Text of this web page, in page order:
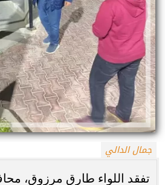
جمال الدالي
تفقد اللواء طارق مرزوق،